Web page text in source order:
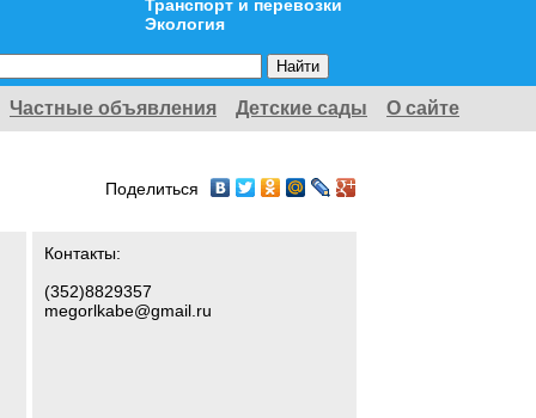
Транспорт и перевозки
Экология
Частные объявления Детские сады О сайте
Поделиться
Контакты:
(352)8829357
megorlkabe@gmail.ru